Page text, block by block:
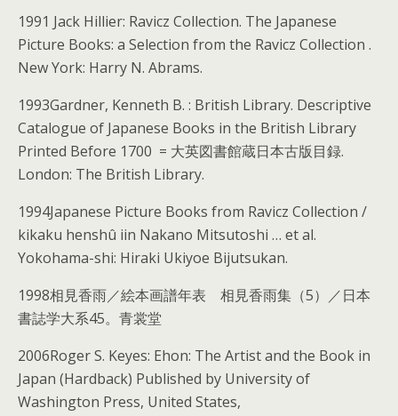
1991 Jack Hillier: Ravicz Collection. The Japanese
Picture Books: a Selection from the Ravicz Collection .
New York: Harry N. Abrams.
1993Gardner, Kenneth B. : British Library. Descriptive
Catalogue of Japanese Books in the British Library
Printed Before 1700 = 大英図書館蔵日本古版目録.
London: The British Library.
1994Japanese Picture Books from Ravicz Collection /
kikaku henshû iin Nakano Mitsutoshi … et al.
Yokohama-shi: Hiraki Ukiyoe Bijutsukan.
1998相見香雨／絵本画譜年表 相見香雨集（5）／日本
書誌学大系45。青裳堂
2006Roger S. Keyes: Ehon: The Artist and the Book in
Japan (Hardback) Published by University of
Washington Press, United States,